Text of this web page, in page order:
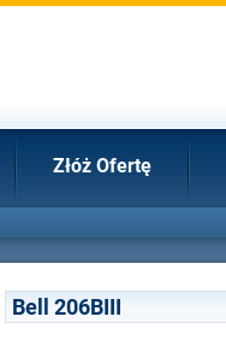
Złóż Ofertę
Bell 206BIII